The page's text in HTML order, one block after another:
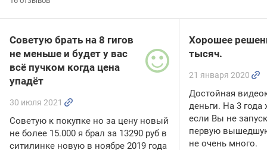
Советую брать на 8 гигов
не меньше и будет у вас
всё пучком когда цена
упадёт
30 июля 2021
Советую к покупке но за цену новый
не более 15.000 я брал за 13290 руб в
ситилинке новую в ноябре 2019 года
Хорошее
тысяч.
21 января 2020
Достойная
деньги. На 3 года
если Вы не
первую вышедшую
не очень много.